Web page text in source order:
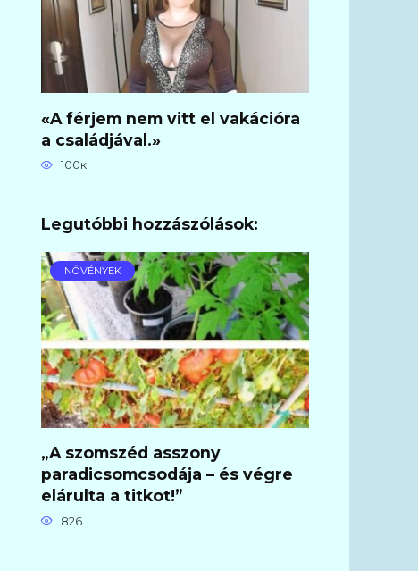
«A férjem nem vitt el vakációra
a családjával.»
100к.
Legutóbbi hozzászólások:
NÖVÉNYEK
„A szomszéd asszony
paradicsomcsodája – és végre
elárulta a titkot!”
826